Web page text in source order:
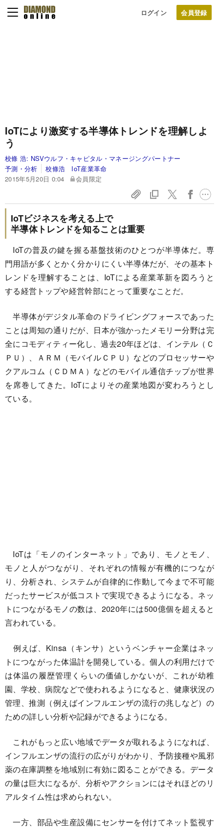
ログイン
IoTにより激変する半導体トレンドを理解しよ
う
校條 浩: NSVウルフ・キャピタル・マネージングパートナー
予測・分析
校條浩 IoT産業革命
2015年5月20日 0:04
会員限定
IoTビジネスを考える上で
半導体トレンドを知ることは重要
IoTの普及の鍵を握る基盤技術のひとつが半導体だ。専
門用語が多くとかく分かりにくい半導体だが、その基本ト
レンドを理解することは、IoTによる産業革新を図ろうと
する経営トップや経営幹部にとって重要なことだ。
半導体がデジタル革命のドライビングフォースであった
ことは周知の通りだが、日本が強かったメモリー分野は完
全にコモディティー化し、過去20年ほどは、インテル（Ｃ
ＰＵ）、ＡＲＭ（モバイルＣＰＵ）などのプロセッサーや
クアルコム（ＣＤＭＡ）などのモバイル通信チップが世界
を席巻してきた。IoTによりその産業地図が変わろうとし
ている。
IoTは「モノのインターネット」であり、モノとモノ、
モノと人がつながり、それぞれの情報が有機的につなが
り、分析され、システムが自律的に作動して今まで不可能
だったサービスが低コストで実現できるようになる。ネッ
トにつながるモノの数は、2020年には500億個を超えると
言われている。
例えば、Kinsa（キンサ）というベンチャー企業はネッ
トにつながった体温計を開発している。個人の利用だけで
は体温の履歴管理くらいの価値しかないが、これが幼稚
園、学校、病院などで使われるようになると、健康状況の
管理、推測（例えばインフルエンザの流行の兆しなど）の
ための詳しい分析や記録ができるようになる。
これがもっと広い地域でデータが取れるようになれば、
インフルエンザの流行の広がりがわかり、予防接種や風邪
薬の在庫調整を地域別に有効に図ることができる。データ
の量は巨大になるが、分析やアクションにはそれほどのリ
アルタイム性は求められない。
一方、部品や生産設備にセンサーを付けてネット監視す